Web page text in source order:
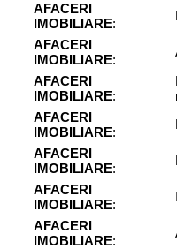
AFACERI
IMOBILIARE:
AFACERI
IMOBILIARE:
AFACERI
IMOBILIARE:
AFACERI
IMOBILIARE:
AFACERI
IMOBILIARE:
AFACERI
IMOBILIARE:
AFACERI
IMOBILIARE: